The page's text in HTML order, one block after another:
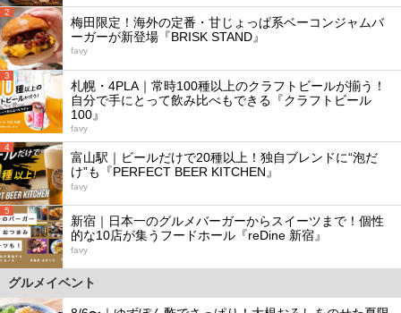
2
梅田限定！海外の定番・甘じょっぱ系ベーコンジャムバ
ーガーが新登場『BRISK STAND』
favy
3
札幌・4PLA｜常時100種以上のクラフトビールが揃う！
自分で手にとって飲み比べもできる『クラフトビール
100』
favy
4
富山駅｜ビールだけで20種以上！独自ブレンドに“泡だ
け”も『PERFECT BEER KITCHEN』
favy
5
新宿｜日本一のグルメバーガーからスイーツまで！個性
的な10店が集うフードホール『reDine 新宿』
favy
グルメイベント